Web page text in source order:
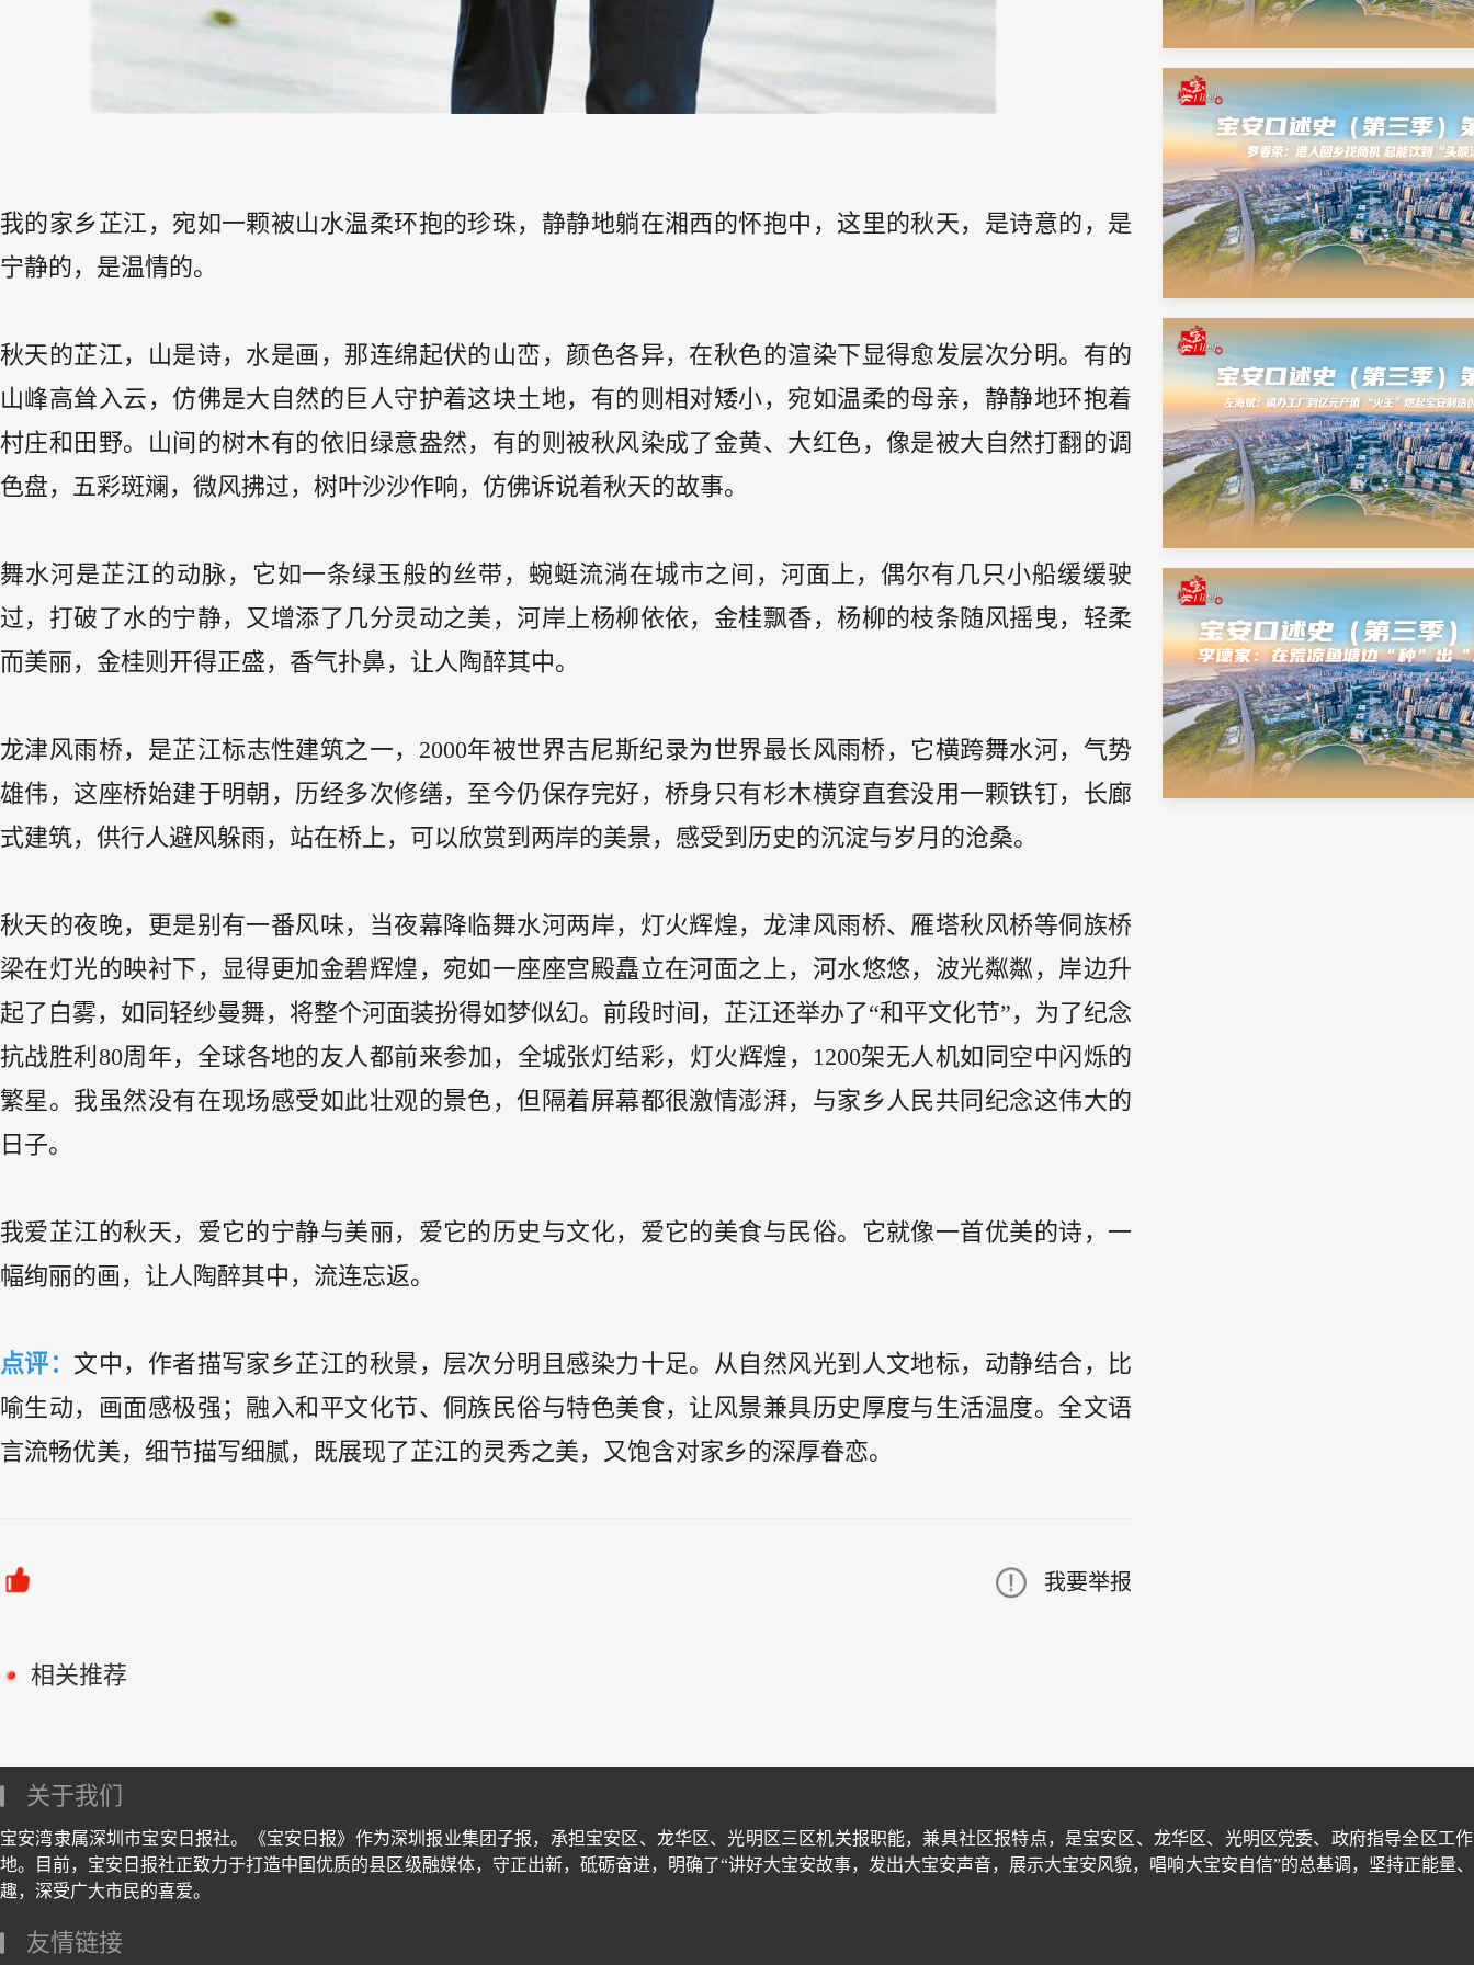
我的家乡芷江，宛如一颗被山水温柔环抱的珍珠，静静地躺在湘西的怀抱中，这里的秋天，是诗意的，是
宁静的，是温情的。
秋天的芷江，山是诗，水是画，那连绵起伏的山峦，颜色各异，在秋色的渲染下显得愈发层次分明。有的
山峰高耸入云，仿佛是大自然的巨人守护着这块土地，有的则相对矮小，宛如温柔的母亲，静静地环抱着
村庄和田野。山间的树木有的依旧绿意盎然，有的则被秋风染成了金黄、大红色，像是被大自然打翻的调
色盘，五彩斑斓，微风拂过，树叶沙沙作响，仿佛诉说着秋天的故事。
舞水河是芷江的动脉，它如一条绿玉般的丝带，蜿蜓流淌在城市之间，河面上，偶尔有几只小船缓缓驶
过，打破了水的宁静，又增添了几分灵动之美，河岸上杨柳依依，金桂飘香，杨柳的枝条随风摇曳，轻柔
而美丽，金桂则开得正盛，香气扑鼻，让人陶醉其中。
龙津风雨桥，是芷江标志性建筑之一，2000年被世界吉尼斯纪录为世界最长风雨桥，它横跨舞水河，气势
雄伟，这座桥始建于明朝，历经多次修缮，至今仍保存完好，桥身只有杉木横穿直套没用一颗铁钉，长廊
式建筑，供行人避风躲雨，站在桥上，可以欣赏到两岸的美景，感受到历史的沉淀与岁月的沧桑。
秋天的夜晚，更是别有一番风味，当夜幕降临舞水河两岸，灯火辉煌，龙津风雨桥、雁塔秋风桥等侗族桥
梁在灯光的映衬下，显得更加金碧辉煌，宛如一座座宫殿矗立在河面之上，河水悠悠，波光粼粼，岸边升
起了白雾，如同轻纱曼舞，将整个河面装扮得如梦似幻。前段时间，芷江还举办了“和平文化节”，为了纪念
抗战胜利80周年，全球各地的友人都前来参加，全城张灯结彩，灯火辉煌，1200架无人机如同空中闪烁的
繁星。我虽然没有在现场感受如此壮观的景色，但隔着屏幕都很激情澎湃，与家乡人民共同纪念这伟大的
日子。
我爱芷江的秋天，爱它的宁静与美丽，爱它的历史与文化，爱它的美食与民俗。它就像一首优美的诗，一
幅绚丽的画，让人陶醉其中，流连忘返。
点评： 文中，作者描写家乡芷江的秋景，层次分明且感染力十足。从自然风光到人文地标，动静结合，比
喻生动，画面感极强；融入和平文化节、侗族民俗与特色美食，让风景兼具历史厚度与生活温度。全文语
言流畅优美，细节描写细腻，既展现了芷江的灵秀之美，又饱含对家乡的深厚眷恋。
我要举报
相关推荐
关于我们
宝安湾隶属深圳市宝安日报社。《宝安日报》作为深圳报业集团子报，承担宝安区、龙华区、光明区三区机关报职能，兼具社区报特点，是宝安区、龙华区、光明区党委、政府指导全区工
地。目前，宝安日报社正致力于打造中国优质的县区级融媒体，守正出新，砥砺奋进，明确了“讲好大宝安故事，发出大宝安声音，展示大宝安风貌，唱响大宝安自信”的总基调，坚持正能量
趣，深受广大市民的喜爱。
友情链接